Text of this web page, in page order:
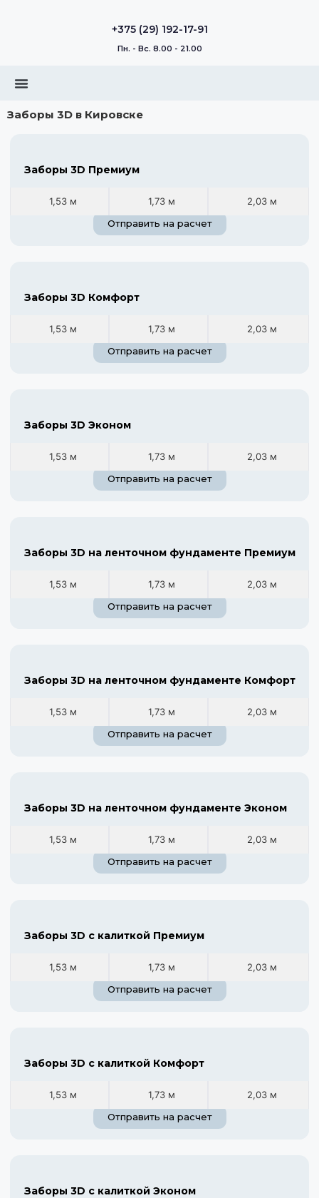
+375 (29) 192-17-91
Пн. - Вс. 8.00 - 21.00
Заборы 3D в Кировске
Заборы 3D Премиум
1,53 м 1,73 м
2,03 м
Отправить на расчет
Заборы 3D Комфорт
1,53 м 1,73 м
2,03 м
Отправить на расчет
Заборы 3D Эконом
1,53 м 1,73 м
2,03 м
Отправить на расчет
Заборы 3D на ленточном фундаменте Премиум
1,53 м 1,73 м
2,03 м
Отправить на расчет
Заборы 3D на ленточном фундаменте Комфорт
1,53 м 1,73 м
2,03 м
Отправить на расчет
Заборы 3D на ленточном фундаменте Эконом
1,53 м 1,73 м
2,03 м
Отправить на расчет
Заборы 3D с калиткой Премиум
1,53 м 1,73 м
2,03 м
Отправить на расчет
Заборы 3D с калиткой Комфорт
1,53 м 1,73 м
2,03 м
Отправить на расчет
Заборы 3D с калиткой Эконом